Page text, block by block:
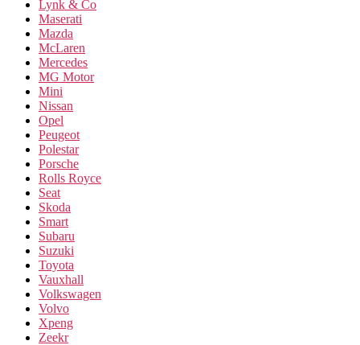
Lynk & Co
Maserati
Mazda
McLaren
Mercedes
MG Motor
Mini
Nissan
Opel
Peugeot
Polestar
Porsche
Rolls Royce
Seat
Skoda
Smart
Subaru
Suzuki
Toyota
Vauxhall
Volkswagen
Volvo
Xpeng
Zeekr